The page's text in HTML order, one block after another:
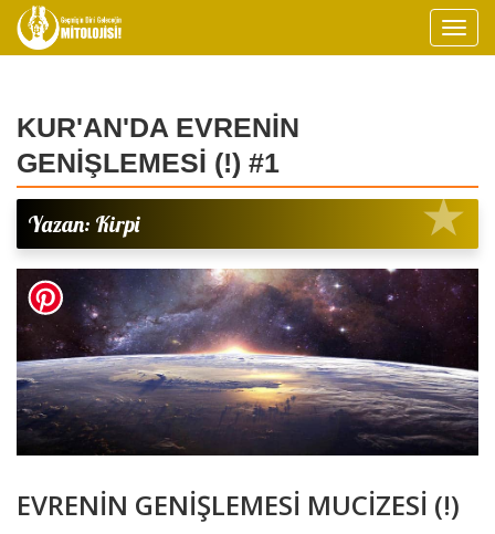
KUR'AN'DA EVRENİN
GENİŞLEMESİ (!) #1
Yazan: Kirpi
EVRENİN GENİŞLEMESİ MUCİZESİ (!)